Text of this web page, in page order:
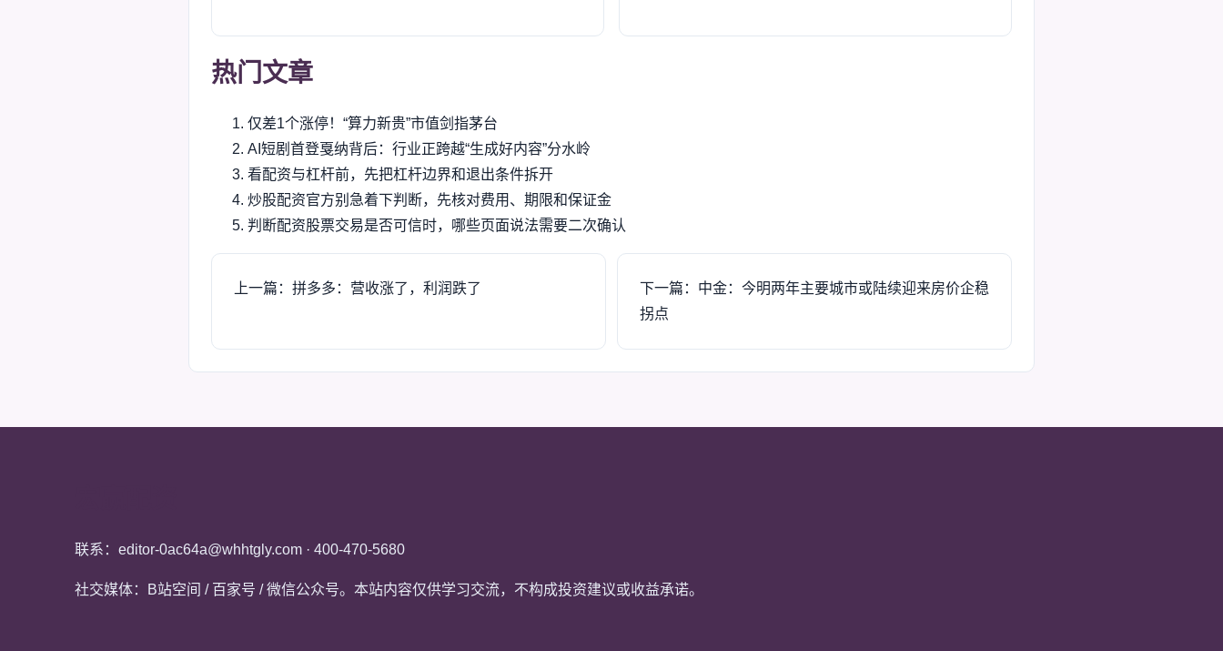
热门文章
仅差1个涨停！“算力新贵”市值剑指茅台
AI短剧首登戛纳背后：行业正跨越“生成好内容”分水岭
看配资与杠杆前，先把杠杆边界和退出条件拆开
炒股配资官方别急着下判断，先核对费用、期限和保证金
判断配资股票交易是否可信时，哪些页面说法需要二次确认
上一篇：拼多多：营收涨了，利润跌了
下一篇：中金：今明两年主要城市或陆续迎来房价企稳
拐点
联系：editor-0ac64a@whhtgly.com · 400-470-5680
社交媒体：B站空间 / 百家号 / 微信公众号。本站内容仅供学习交流，不构成投资建议或收益承诺。